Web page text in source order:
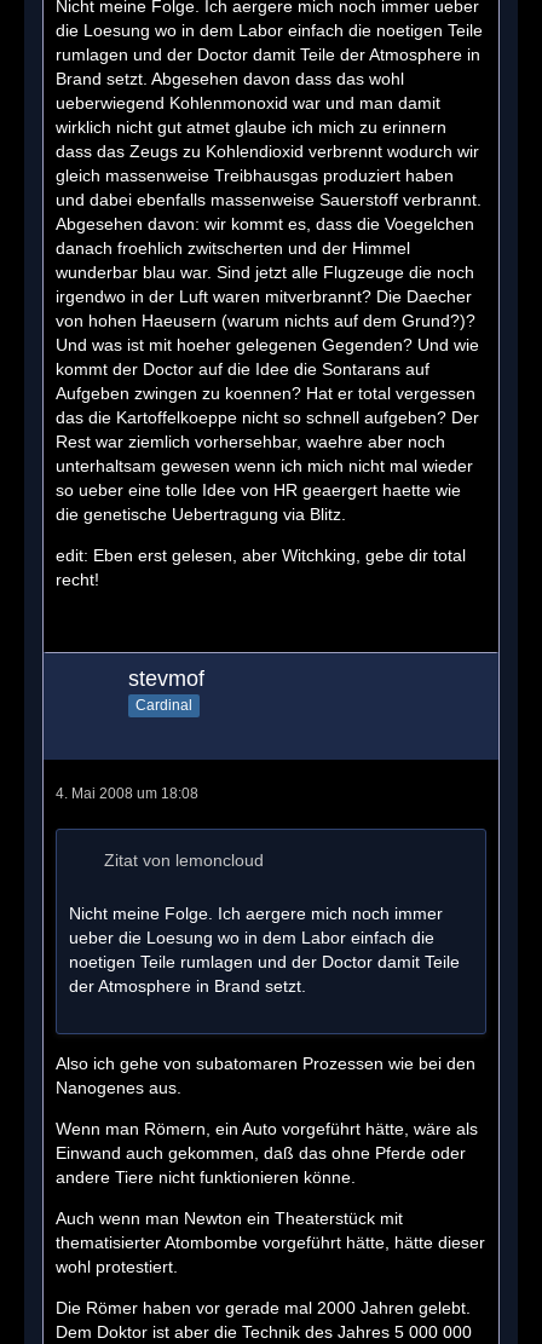
Nicht meine Folge. Ich aergere mich noch immer ueber
die Loesung wo in dem Labor einfach die noetigen Teile
rumlagen und der Doctor damit Teile der Atmosphere in
Brand setzt. Abgesehen davon dass das wohl
ueberwiegend Kohlenmonoxid war und man damit
wirklich nicht gut atmet glaube ich mich zu erinnern
dass das Zeugs zu Kohlendioxid verbrennt wodurch wir
gleich massenweise Treibhausgas produziert haben
und dabei ebenfalls massenweise Sauerstoff verbrannt.
Abgesehen davon: wir kommt es, dass die Voegelchen
danach froehlich zwitscherten und der Himmel
wunderbar blau war. Sind jetzt alle Flugzeuge die noch
irgendwo in der Luft waren mitverbrannt? Die Daecher
von hohen Haeusern (warum nichts auf dem Grund?)?
Und was ist mit hoeher gelegenen Gegenden? Und wie
kommt der Doctor auf die Idee die Sontarans auf
Aufgeben zwingen zu koennen? Hat er total vergessen
das die Kartoffelkoeppe nicht so schnell aufgeben? Der
Rest war ziemlich vorhersehbar, waehre aber noch
unterhaltsam gewesen wenn ich mich nicht mal wieder
so ueber eine tolle Idee von HR geaergert haette wie
die genetische Uebertragung via Blitz.
edit: Eben erst gelesen, aber Witchking, gebe dir total
recht!
stevmof
Cardinal
4. Mai 2008 um 18:08
Zitat von lemoncloud
Nicht meine Folge. Ich aergere mich noch immer
ueber die Loesung wo in dem Labor einfach die
noetigen Teile rumlagen und der Doctor damit Teile
der Atmosphere in Brand setzt.
Also ich gehe von subatomaren Prozessen wie bei den
Nanogenes aus.
Wenn man Römern, ein Auto vorgeführt hätte, wäre als
Einwand auch gekommen, daß das ohne Pferde oder
andere Tiere nicht funktionieren könne.
Auch wenn man Newton ein Theaterstück mit
thematisierter Atombombe vorgeführt hätte, hätte dieser
wohl protestiert.
Die Römer haben vor gerade mal 2000 Jahren gelebt.
Dem Doktor ist aber die Technik des Jahres 5 000 000